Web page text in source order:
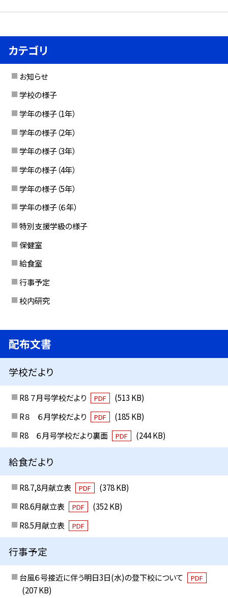
カテゴリ
お知らせ
学校の様子
学年の様子（1年）
学年の様子（2年）
学年の様子（3年）
学年の様子（4年）
学年の様子（5年）
学年の様子（６年）
特別支援学級の様子
保健室
給食室
行事予定
校内研究
配布文書
学校だより
R8 ７月号学校だより PDF
(513 KB)
R８ ６月学校だより
PDF
(185 KB)
R8 ６月号学校だより裏面
PDF (244 KB)
給食だより
R8.7,8月献立表 PDF
(378 KB)
R8.6月献立表
PDF
(352 KB)
R8.5月献立表
PDF
行事予定
台風６号接近に伴う明日3日(水)の登下校について PDF
(207 KB)